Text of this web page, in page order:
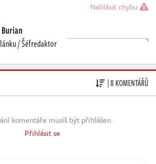
Nahlásit chybu
/ Šéfredaktor
| 8 KOMENTÁŘŮ
komentáře musíš být přihlášen.
Přihlásit se